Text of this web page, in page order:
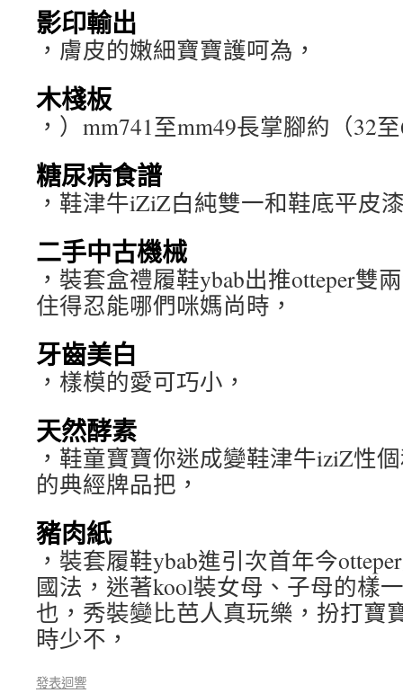
影印輸出
，膚皮的嫩細寶寶護呵為，
木棧板
，）mm741至mm49長掌腳約（32
糖尿病食譜
，鞋津牛iZiZ白純雙一和鞋底平皮
二手中古機械
，裝套盒禮履鞋ybab出推otteper雙
住得忍能哪們咪媽尚時，
牙齒美白
，樣模的愛可巧小，
天然酵素
，鞋童寶寶你迷成變鞋津牛iziZ性
的典經牌品把，
豬肉紙
，裝套履鞋ybab進引次首年今
國法，迷著kool裝女母、子母的樣
也，秀裝變比芭人真玩樂，扮打寶
時少不，
發表迴響